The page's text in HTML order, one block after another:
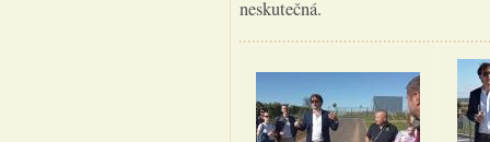
neskutečná.